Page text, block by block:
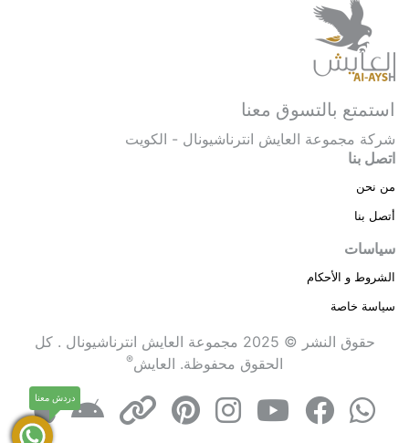
استمتع بالتسوق معنا
شركة مجموعة العايش انترناشيونال - الكويت
اتصل بنا
من نحن
أتصل بنا
سياسات
الشروط و الأحكام
سياسة خاصة
حقوق النشر © 2025 مجموعة العايش انترناشيونال . كل
الحقوق محفوظة. العايش®
دردش معنا